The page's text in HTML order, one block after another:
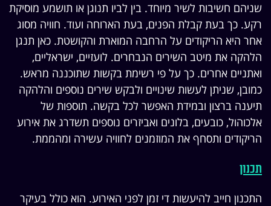
שניהם חשיבות לשיר מיוחד. בין לביו תנוגן או תושמע מוסיקת
רקע. כך בעת קבלת הפנים, בעת הארוחה ועוד. חוויה מסוג
אחר היא הריקודים על הרחבה המוארת והקושטת. כאן תנגן
הלהקה את מיטב השירים הנבחרים. לועזיים, ישראליים,
ואתניים אחרים. כך על פי רשימת בקשות שתוכננה מראש.
כמובן, שניתן לעשות שינויים ולבקש שירים נוספים והלהקה
תיענה ברצון ובמידת האפשר לכל בקשה. תוספות של
אלכוהול, כובעים, בלונים ואביזרים נוספים תשדרג את אירוע
הריקודים ותסחף את המוזמנים לחוויה עשירה ומהממת.
תכנון
התכנון חייב להיעשות די זמן לפני האירוע. הוא כולל בעיקר